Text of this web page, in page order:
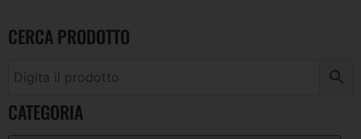
CERCA PRODOTTO
CATEGORIA